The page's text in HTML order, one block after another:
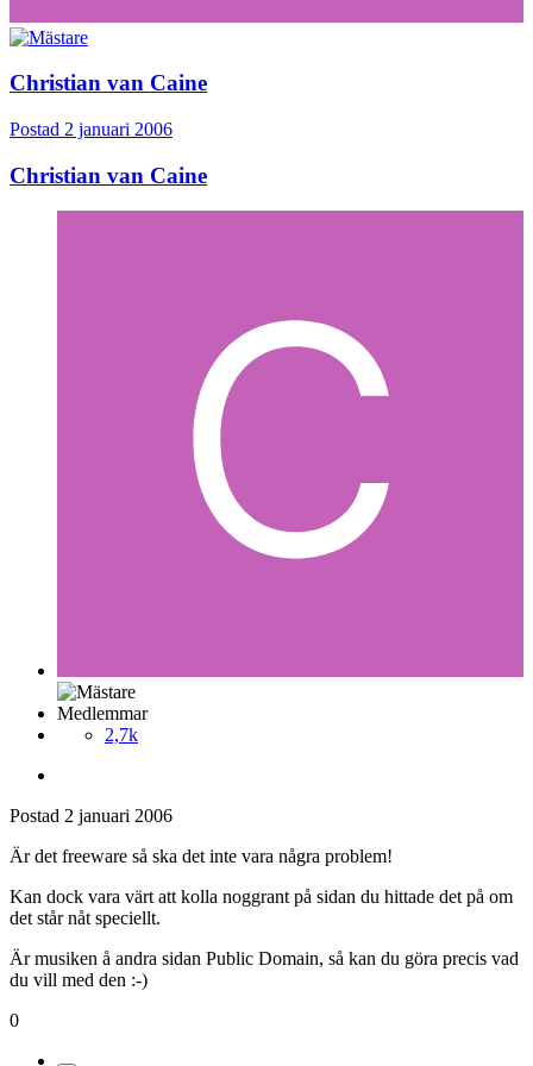
Christian van Caine
Postad 2 januari 2006
Christian van Caine
Medlemmar
2,7k
Postad 2 januari 2006
Är det freeware så ska det inte vara några problem!
Kan dock vara värt att kolla noggrant på sidan du hittade det på om
det står nåt speciellt.
Är musiken å andra sidan Public Domain, så kan du göra precis vad
du vill med den :-)
0